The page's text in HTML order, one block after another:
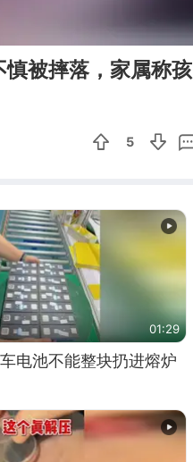
00:25
被摔落，家属称孩
5
01:29
电池不能整块扔进熔炉